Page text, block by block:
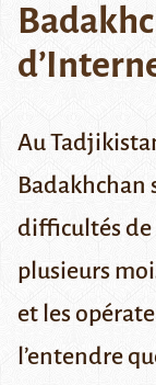
Au
Badakhchan
difficultés
plusieurs
et les
l’entendre